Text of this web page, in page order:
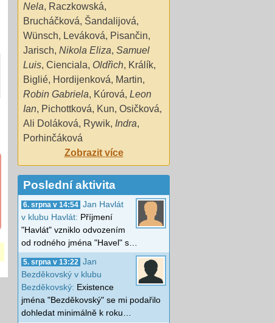
Nela, Raczkowská,
Brucháčková, Šandalijová,
Wünsch, Leváková, Pisančin,
Jarisch, Nikola Eliza, Samuel
Luis, Cienciala, Oldřich, Králík,
Biglié, Hordijenková, Martin,
Robin Gabriela, Kúrová, Leon
Ian, Pichottková, Kun, Osičková,
Ali Doláková, Rywik, Indra,
Porhinčáková
Zobrazit více
Poslední aktivita
6. srpna v 14:54 Jan Havlát
v klubu Havlát: Příjmení
"Havlát" vzniklo odvozením
od rodného jména "Havel" s…
5. srpna v 13:22
Jan
Bezděkovský v klubu
Bezděkovský: Existence
jména "Bezděkovský" se mi podařilo
dohledat minimálně k roku…